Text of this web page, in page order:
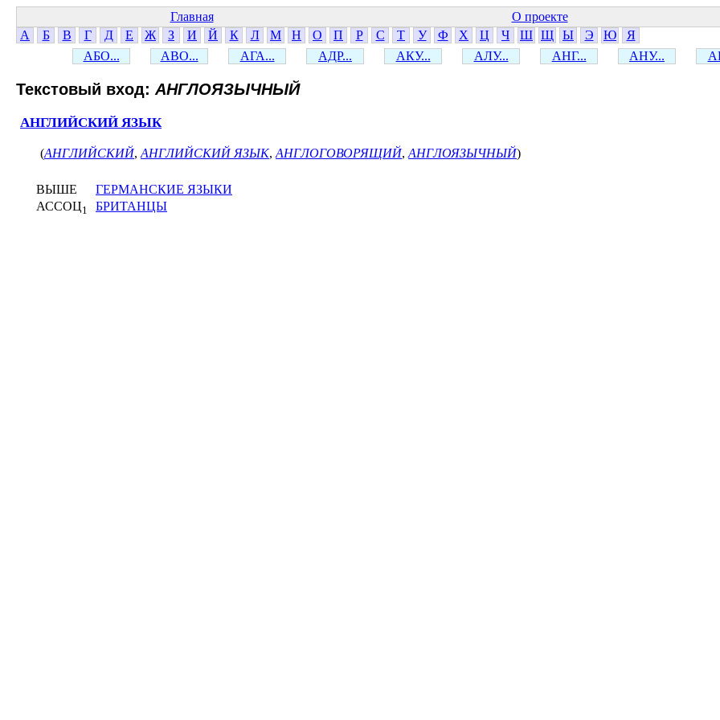
Главная О проекте
А
Б В Г Д Е Ж З И Й К Л М Н О П Р С Т У Ф Х Ц Ч Ш Щ Ы Э Ю
Я
АБО...
АВО... АГА... АДР... АКУ... АЛУ... АНГ... АНУ...
Текстовый вход: АНГЛОЯЗЫЧНЫЙ
АНГЛИЙСКИЙ ЯЗЫК
(АНГЛИЙСКИЙ, АНГЛИЙСКИЙ ЯЗЫК, АНГЛОГОВОРЯЩИЙ, АНГЛОЯЗЫЧНЫЙ)
ВЫШЕ
ГЕРМАНСКИЕ ЯЗЫКИ
АССОЦ1 БРИТАНЦЫ